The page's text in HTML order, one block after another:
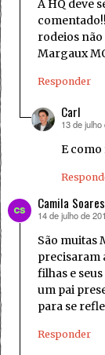
A HQ deve
rodeios não
Margaux
Responder
Carl
disse:
13 de
E como
Camila Soares
disse:
14 de julho de
São muitas
precisaram
filhas e
um pai
para se
Responder